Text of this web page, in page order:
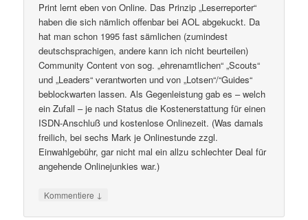
Print lernt eben von Online. Das Prinzip „Leserreporter“
haben die sich nämlich offenbar bei AOL abgekuckt. Da
hat man schon 1995 fast sämlichen (zumindest
deutschsprachigen, andere kann ich nicht beurteilen)
Community Content von sog. „ehrenamtlichen“ „Scouts“
und „Leaders“ verantworten und von „Lotsen“/“Guides“
beblockwarten lassen. Als Gegenleistung gab es – welch
ein Zufall – je nach Status die Kostenerstattung für einen
ISDN-Anschluß und kostenlose Onlinezeit. (Was damals
freilich, bei sechs Mark je Onlinestunde zzgl.
Einwahlgebühr, gar nicht mal ein allzu schlechter Deal für
angehende Onlinejunkies war.)
Kommentiere ↓